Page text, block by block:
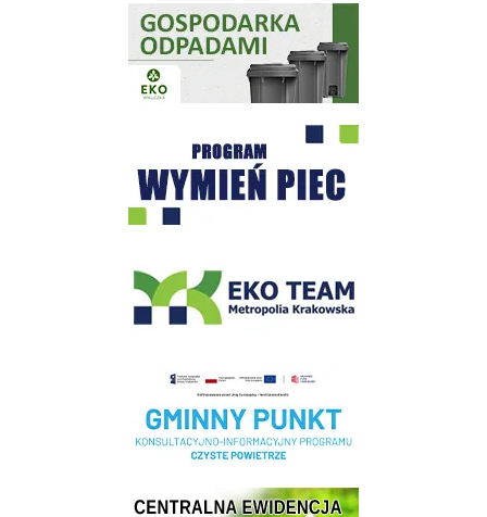
Gospodarka odpadami na terenie Miasta i Gminy Wieliczka
Program "Czyste Powietrze" - Wieliczka
Realizacja Programu Czyste Powietrze w Gminie Wieliczka
Centrala Ewidencja Emisyjności Budynków - złóż deklarację